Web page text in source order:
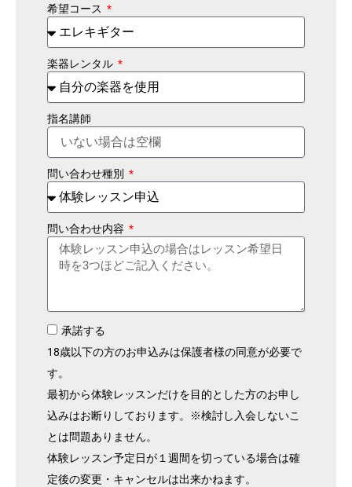
希望コース
楽器レンタル
指名講師
問い合わせ種別
問い合わせ内容
承諾する
18歳以下の方のお申込みは保護者様の同意が必要で
す。
最初から体験レッスンだけを目的とした方のお申し
込みはお断りしております。※検討し入会しないこ
とは問題ありません。
体験レッスン予定日が１週間を切っている場合は確
定後の変更・キャンセルは出来かねます。